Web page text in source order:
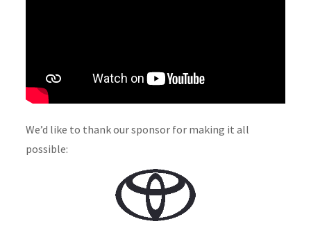
We’d like to thank our sponsor for making it all
possible: